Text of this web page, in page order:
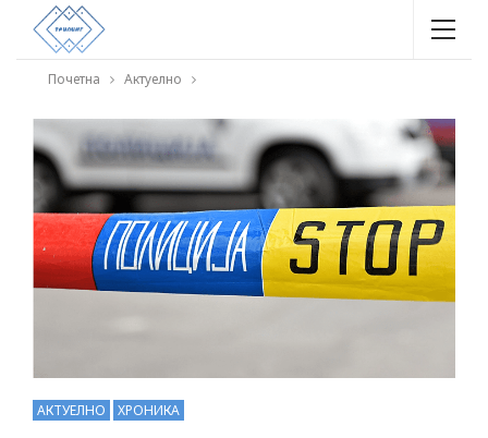
Почетна Актуелно
АКТУЕЛНО ХРОНИКА